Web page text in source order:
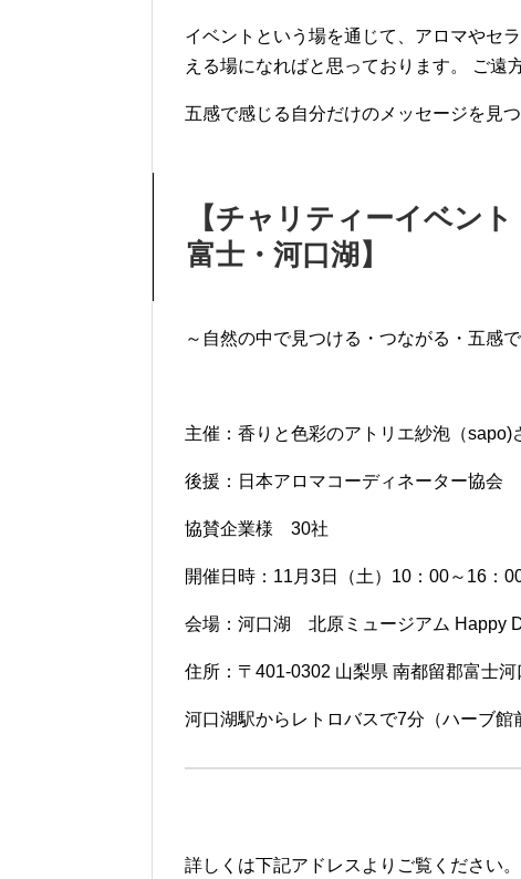
イベントという場を通じて、アロマやセ
える場になればと思っております。 ご遠
五感で感じる自分だけのメッセージを見
【チャリティーイベン
富士・河口湖】
～自然の中で見つける・つながる・五感
主催：香りと色彩のアトリエ紗泡（sapo)
後援：日本アロマコーディネーター協会
協賛企業様 30社
開催日時：11月3日（土）10：00～16：
会場：河口湖 北原ミュージアム Happy
住所：〒401-0302 山梨県 南都留郡富士
河口湖駅からレトロバスで7分（ハーブ館
詳しくは下記アドレスよりご覧ください。